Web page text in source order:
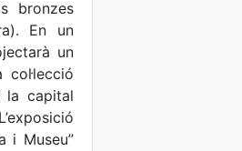
bronzes
En un
un
la capital
i Museu”